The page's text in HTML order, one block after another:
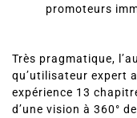
promoteurs
Très pragmatique,
qu’utilisateur expert
expérience 13
d’une vision à 360°